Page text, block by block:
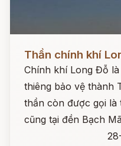
Đọc ngay
Thần chính khí
Chính khí Long Đỗ
thiêng bảo vệ thành
thần còn được gọi là
cũng tại đền Bạch